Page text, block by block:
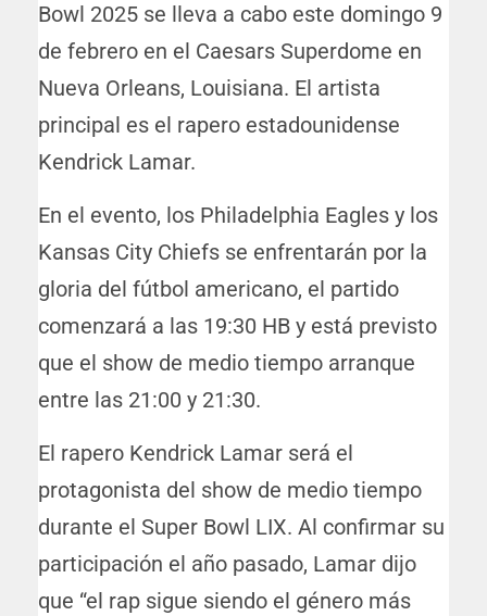
Bowl 2025 se lleva a cabo este domingo 9
de febrero en el Caesars Superdome en
Nueva Orleans, Louisiana. El artista
principal es el rapero estadounidense
Kendrick Lamar.
En el evento, los Philadelphia Eagles y los
Kansas City Chiefs se enfrentarán por la
gloria del fútbol americano, el partido
comenzará a las 19:30 HB y está previsto
que el show de medio tiempo arranque
entre las 21:00 y 21:30.
El rapero Kendrick Lamar será el
protagonista del show de medio tiempo
durante el Super Bowl LIX. Al confirmar su
participación el año pasado, Lamar dijo
que “el rap sigue siendo el género más